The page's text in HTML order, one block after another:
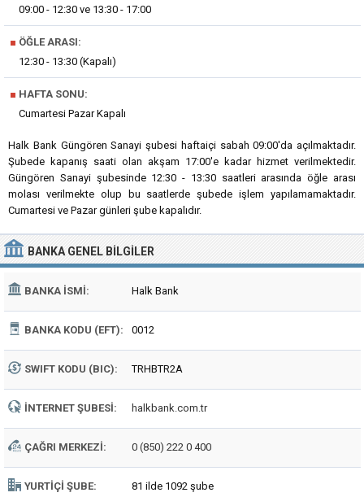
09:00 - 12:30 ve 13:30 - 17:00
■ ÖĞLE ARASI:
12:30 - 13:30 (Kapalı)
■ HAFTA SONU:
Cumartesi Pazar Kapalı
Halk Bank Güngören Sanayi şubesi haftaiçi sabah 09:00'da açılmaktadır.
Şubede kapanış saati olan akşam 17:00'e kadar hizmet verilmektedir.
Güngören Sanayi şubesinde 12:30 - 13:30 saatleri arasında öğle arası
molası verilmekte olup bu saatlerde şubede işlem yapılamamaktadır.
Cumartesi ve Pazar günleri şube kapalıdır.
BANKA GENEL BILGILER
BANKA İSMI: Halk Bank
BANKA KODU (EFT): 0012
SWIFT KODU (BIC): TRHBTR2A
İNTERNET ŞUBESI: halkbank.com.tr
ÇAĞRI MERKEZI: 0 (850) 222 0 400
YURTIÇI ŞUBE: 81 ilde 1092 şube